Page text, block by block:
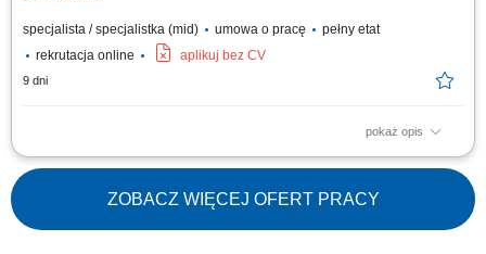
specjalista / specjalistka (mid) umowa o pracę
pełny etat
rekrutacja online
aplikuj bez CV
9 dni
pokaż opis
Zakres obowiązków: Analiza potrzeb użytkowników oraz opracowywanie
rozwiązań w zakresie raportowania i przetwarzania danych.
Projektowanie czytelnych raportów i dashboardów zgodnie z
wymaganiami biznesowymi. Udział w projektach wdrożeniowych i
rozwojowych – analiza wymagań, testowanie...
ZOBACZ WIĘCEJ OFERT PRACY